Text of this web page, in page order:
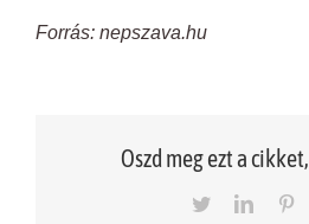
Forrás: nepszava.hu
Oszd meg ezt a
Twitter